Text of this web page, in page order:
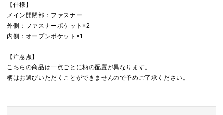
【仕様】
メイン開閉部：ファスナー
外側：ファスナーポケット×2
内側：オープンポケット×1
【注意点】
こちらの商品は一点ごとに柄の配置が異なります。
柄はお選びいただくことができませんので予めご了承ください。